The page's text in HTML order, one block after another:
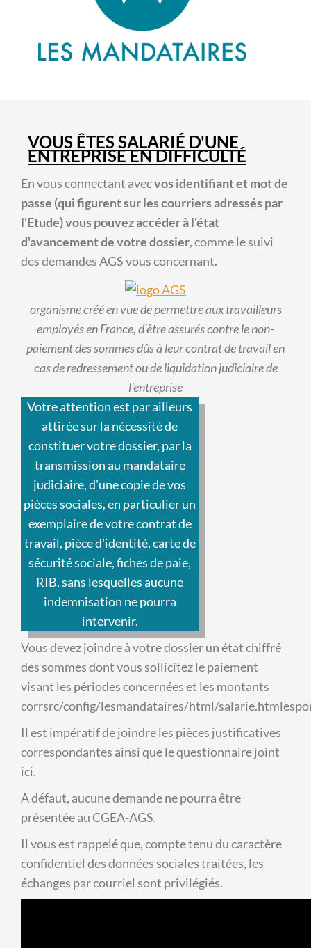
VOUS ÊTES SALARIÉ D'UNE
ENTREPRISE EN DIFFICULTÉ
En vous connectant avecvos identifiant et mot de
passe (qui figurent sur les courriers adressés par
l'Etude) vous pouvez accéder à l'état
d'avancement de votre dossier, comme le suivi
des demandes AGS vous concernant.
organisme créé en vue de permettre aux travailleurs
employés en France, d'être assurés contre le non-
paiement des sommes dûs à leur contrat de travail en
cas de redressement ou de liquidation judiciaire de
l'entreprise
Votre attention est par ailleurs
attirée sur la nécessité de
constituer votre dossier, par la
transmission au mandataire
judiciaire, d'une copie de vos
pièces sociales, en particulier un
exemplaire de votre contrat de
travail, pièce d'identité, carte de
sécurité sociale, fiches de paie,
RIB, sans lesquelles aucune
indemnisation ne pourra
intervenir.
Vous devez joindre à votre dossier un état chiffré
des sommes dont vous sollicitez le paiement
visant les périodes concernées et les montants
corrsrc/config/lesmandataires/html/
Il est impératif de joindre les pièces justificatives
correspondantes ainsi que le questionnaire joint
ici.
A défaut, aucune demande ne pourra être
présentée au CGEA-AGS.
Il vous est rappelé que, compte tenu du caractère
confidentiel des données sociales traitées, les
échanges par courriel sont privilégiés.